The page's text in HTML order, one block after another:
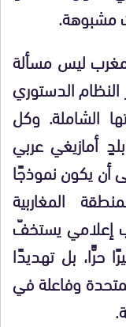
مشبوهة.
ليس مسألة
الدستوري
الشاملة. وكل
أمازيغي عربي
أن يكون نموذجًا
المغاربية
إعلامي يستخفّ
حرًّا، بل تهديدًا
وفاعلة في